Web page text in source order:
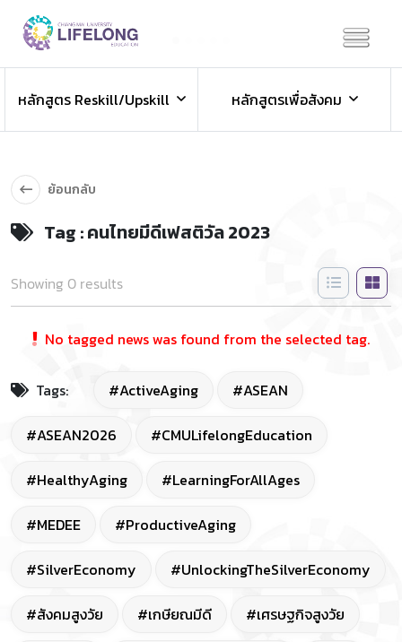
ข่าวประชาสัมพันธ์
ข่าวสารองค์กร ข่าวสารกิจกรรม
หลักสูตร Reskill/Upskill
หลักสูตรเพื่อสังคม
ย้อนกลับ
Tag : คนไทยมีดีเฟสติวัล 2023
Showing 0 results
No tagged news was found from the selected tag.
Tags: #ActiveAging #ASEAN
#ASEAN2026 #CMULifelongEducation
#HealthyAging #LearningForAllAges
#MEDEE #ProductiveAging
#SilverEconomy #UnlockingTheSilverEconomy
#สังคมสูงวัย #เกษียณมีดี #เศรษฐกิจสูงวัย